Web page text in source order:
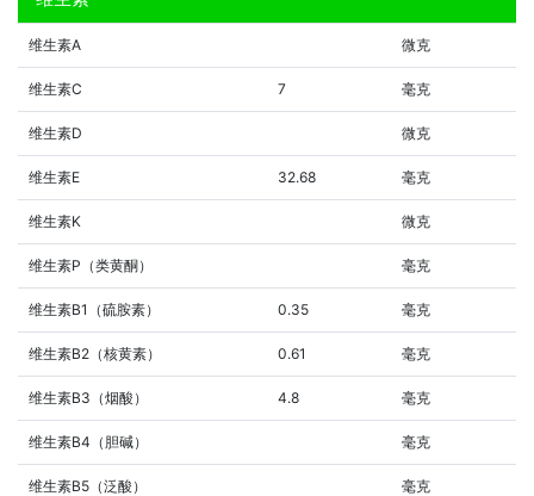
维生素A 微克
维生素C 7 毫克
维生素D 微克
维生素E 32.68 毫克
维生素K 微克
维生素P（类黄酮） 毫克
维生素B1（硫胺素） 0.35 毫克
维生素B2（核黄素） 0.61 毫克
维生素B3（烟酸） 4.8 毫克
维生素B4（胆碱） 毫克
维生素B5（泛酸） 毫克